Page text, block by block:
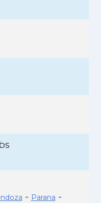
- Parana -